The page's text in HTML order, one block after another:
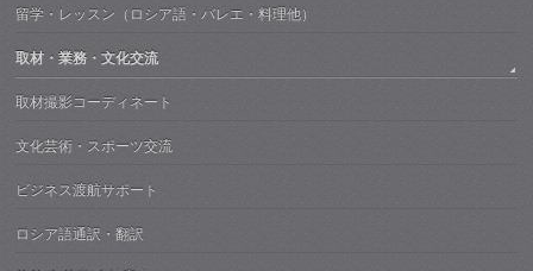
留学・レッスン（ロシア語・バレエ・料理他）
取材・業務・文化交流
取材撮影コーディネート
文化芸術・スポーツ交流
ビジネス渡航サポート
ロシア語通訳・翻訳